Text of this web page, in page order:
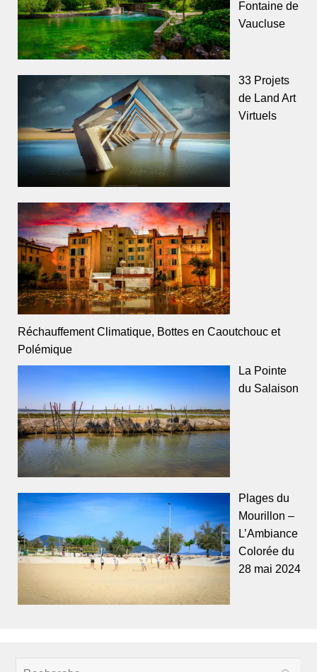
Fontaine de
Vaucluse
33 Projets
de Land Art
Virtuels
Réchauffement Climatique, Bottes en Caoutchouc et
Polémique
La Pointe
du Salaison
Plages du
Mourillon –
L’Ambiance
Colorée du
28 mai 2024